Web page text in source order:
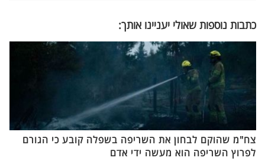
כתבות נוספות שאולי יעניינו אותך:
צח"מ שהוקם לבחון את השריפה בשפלה קובע כי הגורם
לפרוץ השריפה הוא מעשה ידי אדם